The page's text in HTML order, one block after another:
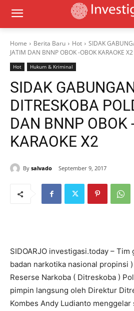
Home Berita Baru Hot
SIDAK
JATIM DAN BNNP OBOK -OBOK KARAOKE X2
Hot Hukum & Kriminal
SIDAK
DITRESKOBA
DAN BNNP OBOK
KARAOKE X2
By salvado September 9, 2017
SIDOARJO investigasi.today – Tim
badan narkotika nasional propinsi
Reserse Narkoba ( Ditreskoba )
pimpin langsung oleh Direktur
Kombes Andy Ludianto menggelar